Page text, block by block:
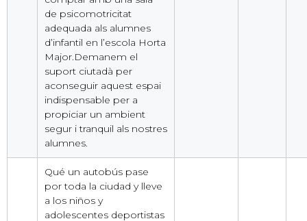
de psicomotricitat
adequada als alumnes
d’infantil en l’escola Horta
Major.Demanem el
suport ciutadà per
aconseguir aquest espai
indispensable per a
propiciar un ambient
segur i tranquil als nostres
alumnes.
Qué un autobús pase
por toda la ciudad y lleve
a los niños y
adolescentes deportistas